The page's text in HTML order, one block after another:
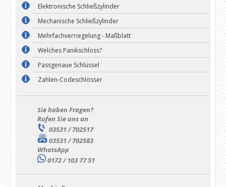
Elektronische Schließzylinder
Mechanische Schließzylinder
Mehrfachverriegelung - Maßblatt
Welches Panikschloss?
Passgenaue Schlüssel
Zahlen-Codeschlösser
Sie haben Fragen?
Rufen Sie uns an
03531 / 702517
03531 / 702583
WhatsApp
0172 / 103 77 51